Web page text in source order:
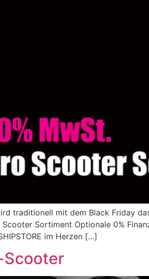
traditionell mit dem Black Friday
Sortiment Optionale 0%
im Herzen […]
Scooter